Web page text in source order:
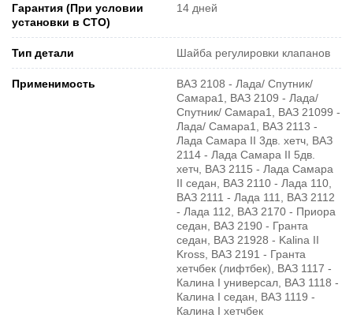
Гарантия (При условии
установки в СТО)
14 дней
Тип детали Шайба регулировки клапанов
Применимость
ВАЗ 2108 - Лада/ Спутник/
Самара1, ВАЗ 2109 - Лада/
Спутник/ Самара1, ВАЗ 21099 -
Лада/ Самара1, ВАЗ 2113 -
Лада Самара II 3дв. хетч, ВАЗ
2114 - Лада Самара II 5дв.
хетч, ВАЗ 2115 - Лада Самара
II седан, ВАЗ 2110 - Лада 110,
ВАЗ 2111 - Лада 111, ВАЗ 2112
- Лада 112, ВАЗ 2170 - Приора
седан, ВАЗ 2190 - Гранта
седан, ВАЗ 21928 - Kalina II
Kross, ВАЗ 2191 - Гранта
хетчбек (лифтбек), ВАЗ 1117 -
Калина I универсал, ВАЗ 1118 -
Калина I седан, ВАЗ 1119 -
Калина I хетчбек